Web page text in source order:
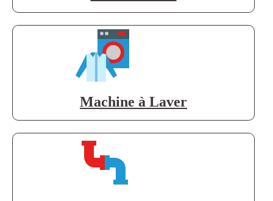
Machine à Laver